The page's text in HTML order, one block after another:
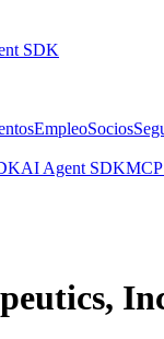
SDK
EmpleoSocios
AI Agent SDKMCP